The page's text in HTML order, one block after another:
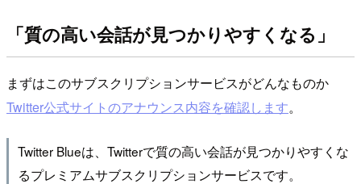
「質の高い会話が見つかりやすくなる」
まずはこのサブスクリプションサービスがどんなものか
Twitter公式サイトのアナウンス内容を確認します。
Twitter Blueは、Twitterで質の高い会話が見つかりやすくな
るプレミアムサブスクリプションサービスです。